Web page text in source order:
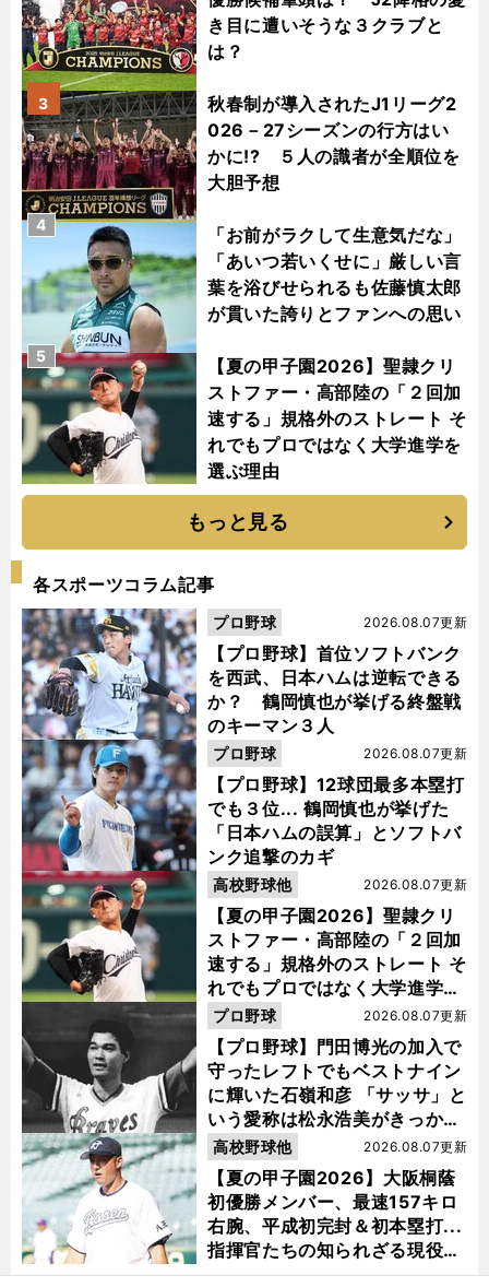
き目に遭いそうな３クラブと
は？
秋春制が導入されたJ1リーグ2
026－27シーズンの行方はい
かに!? ５人の識者が全順位を
大胆予想
3
「お前がラクして生意気だな」
「あいつ若いくせに」厳しい言
葉を浴びせられるも佐藤慎太郎
が貫いた誇りとファンへの思い
4
【夏の甲子園2026】聖隷クリ
ストファー・高部陸の「２回加
速する」規格外のストレート そ
れでもプロではなく大学進学を
選ぶ理由
5
もっと見る
各スポーツコラム記事
【プロ野球】首位ソフトバンク
を西武、日本ハムは逆転できる
か？ 鶴岡慎也が挙げる終盤戦
のキーマン３人
2026.08.07更新
プロ野球
【プロ野球】12球団最多本塁打
でも３位... 鶴岡慎也が挙げた
「日本ハムの誤算」とソフトバ
ンク追撃のカギ
2026.08.07更新
プロ野球
【夏の甲子園2026】聖隷クリ
ストファー・高部陸の「２回加
速する」規格外のストレート そ
れでもプロではなく大学進学を
選ぶ理由
2026.08.07更新
高校野球他
【プロ野球】門田博光の加入で
守ったレフトでもベストナイン
に輝いた石嶺和彦 「サッサ」と
いう愛称は松永浩美がきっか
け？
2026.08.07更新
プロ野球
【夏の甲子園2026】大阪桐蔭
初優勝メンバー、最速157キロ
右腕、平成初完封＆初本塁打...
指揮官たちの知られざる現役時
代
2026.08.07更新
高校野球他